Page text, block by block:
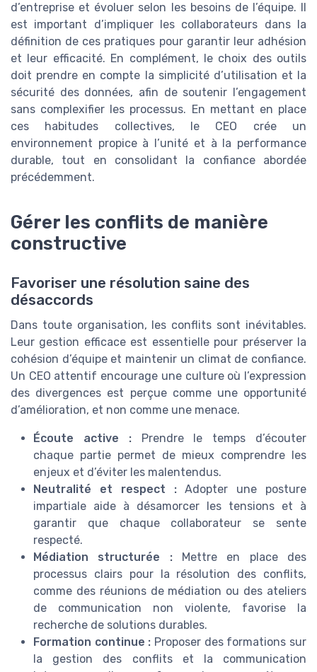
d’entreprise et évoluer selon les besoins de l’équipe. Il
est important d’impliquer les collaborateurs dans la
définition de ces pratiques pour garantir leur adhésion
et leur efficacité. En complément, le choix des outils
doit prendre en compte la simplicité d’utilisation et la
sécurité des données, afin de soutenir l’engagement
sans complexifier les processus. En mettant en place
ces habitudes collectives, le CEO crée un
environnement propice à l’unité et à la performance
durable, tout en consolidant la confiance abordée
précédemment.
Gérer les conflits de manière
constructive
Favoriser une résolution saine des
désaccords
Dans toute organisation, les conflits sont inévitables.
Leur gestion efficace est essentielle pour préserver la
cohésion d’équipe et maintenir un climat de confiance.
Un CEO attentif encourage une culture où l’expression
des divergences est perçue comme une opportunité
d’amélioration, et non comme une menace.
Écoute active :Prendre le temps d’écouter
chaque partie permet de mieux comprendre les
enjeux et d’éviter les malentendus.
Neutralité et respect :Adopter une posture
impartiale aide à désamorcer les tensions et à
garantir que chaque collaborateur se sente
respecté.
Médiation structurée :Mettre en place des
processus clairs pour la résolution des conflits,
comme des réunions de médiation ou des ateliers
de communication non violente, favorise la
recherche de solutions durables.
Formation continue : Proposer des formations sur
la gestion des conflits et la communication